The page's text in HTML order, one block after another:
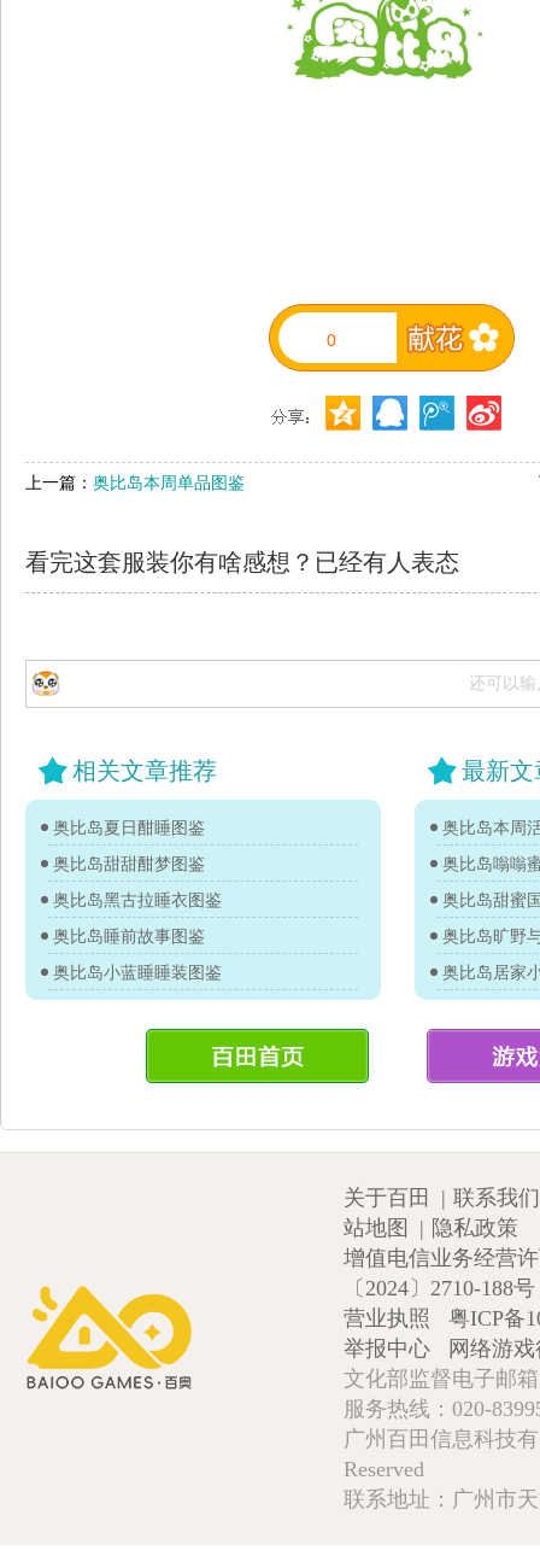
0
上一篇： 奥比岛本周单品图鉴
看完这套服装你有啥感想？已经有人表态
还可以输
相关文章推荐
奥比岛夏日酣睡图鉴
奥比岛甜甜酣梦图鉴
奥比岛黑古拉睡衣图鉴
奥比岛睡前故事图鉴
奥比岛小蓝睡睡装图鉴
最新文
奥比岛本周
奥比岛嗡嗡
奥比岛甜蜜
奥比岛旷野
奥比岛居家
关于百田 | 联系我们
站地图
| 隐私政策
增值电信业务经营
〔2024〕2710-188号
营业执照
粤ICP备
举报中心
网络游
文化部监督电子邮
服务热线：020-
广州百田信息科技
Reserved
联系地址：广州市